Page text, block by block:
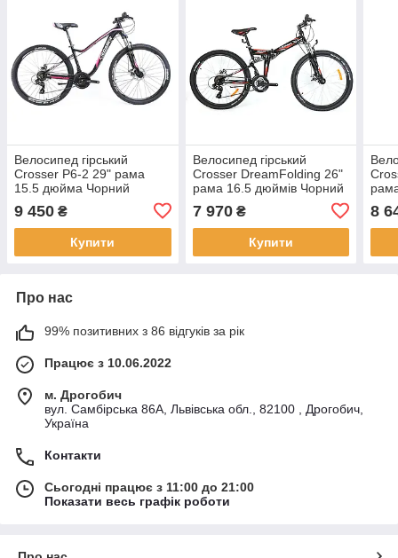
Велосипед гірський
Crosser P6-2 29" рама
15.5 дюйма Чорний
9 450 ₴
Купити
Велосипед гірський
Crosser DreamFolding 26"
рама 16.5 дюймів Чорний
7 970₴
Купити
8
Про нас
99% позитивних з 86 відгуків за рік
Працює з 10.06.2022
м. Дрогобич
вул. Самбірська 86А, Львівська обл., 82100 , Дрогобич,
Україна
Контакти
Сьогодні працює з 11:00 до 21:00
Показати весь графік роботи